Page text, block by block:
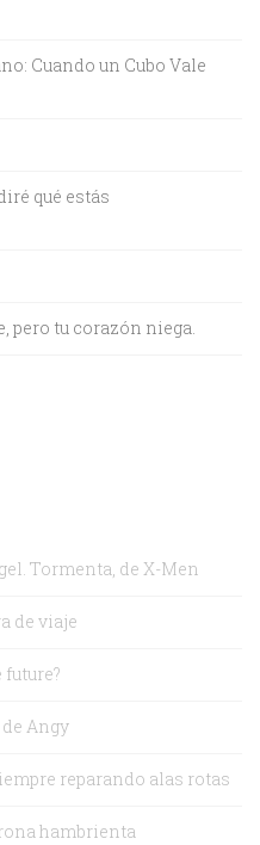
Cuando un Cubo Vale
qué estás
pero tu corazón niega.
Tormenta, de X-Men
de viaje
future?
Angy
reparando alas rotas
hambrienta